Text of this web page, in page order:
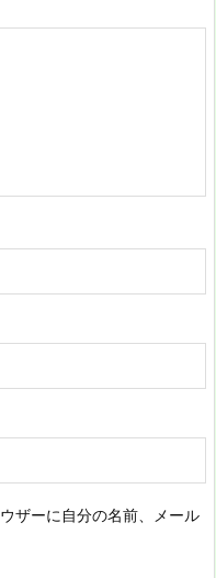
ザーに自分の名前、メール